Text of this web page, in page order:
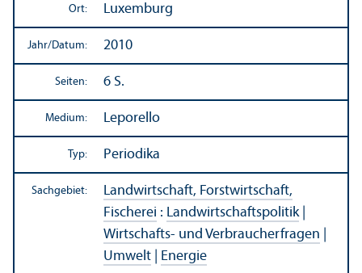
Ort: Luxemburg
Jahr/Datum: 2010
Seiten: 6 S.
Medium: Leporello
Typ: Periodika
Sachgebiet:
Landwirtschaft, Forstwirtschaft,
Fischerei : Landwirtschafts­politik|
Wirtschafts- und Verbraucherfragen
Umwelt
Energie